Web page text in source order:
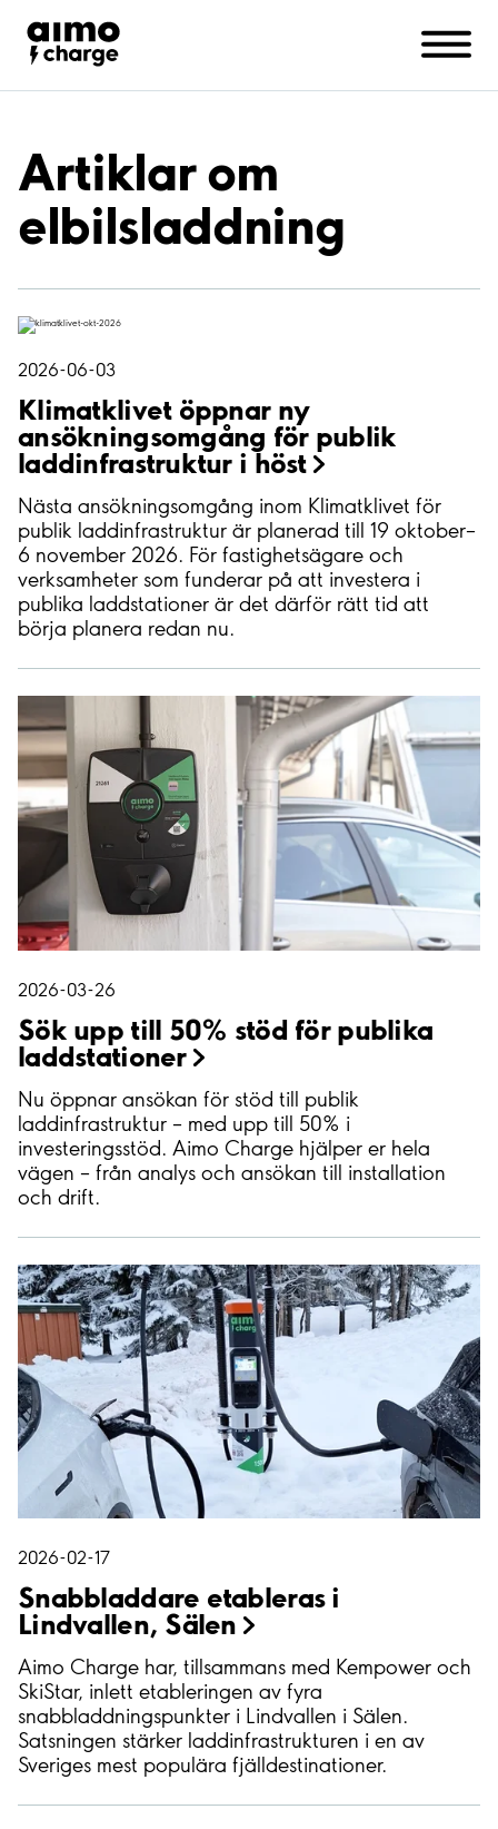
Företag
Support
Om Aimo Charge
Artiklar om
elbilsladdning
2026-06-03
Klimatklivet öppnar ny
ansökningsomgång för publik
laddinfrastruktur ihöst
Nästa ansökningsomgång inom Klimatklivet för
publik laddinfrastruktur är planerad till 19 oktober–
6 november 2026. För fastighetsägare och
verksamheter som funderar på att investera i
publika laddstationer är det därför rätt tid att
börja planera redan nu.
2026-03-26
Sök upp till 50% stöd för publika
laddstationer
Nu öppnar ansökan för stöd till publik
laddinfrastruktur – med upp till 50% i
investeringsstöd. Aimo Charge hjälper er hela
vägen – från analys och ansökan till installation
och drift.
2026-02-17
Snabbladdare etableras i
Lindvallen, Sälen
Aimo Charge har, tillsammans med Kempower och
SkiStar, inlett etableringen av fyra
snabbladdningspunkter i Lindvallen i Sälen.
Satsningen stärker laddinfrastrukturen i en av
Sveriges mest populära fjälldestinationer.